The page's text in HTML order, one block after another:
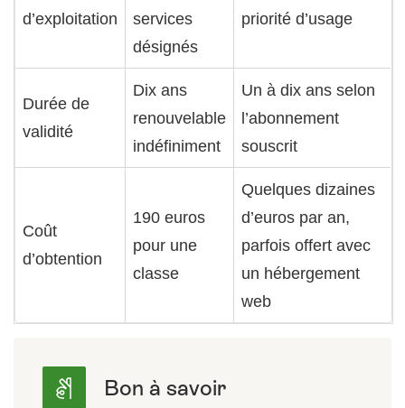
d’exploitation
services
désignés
priorité d’usage
Durée de
validité
Dix ans
renouvelable
indéfiniment
Un à dix ans selon
l’abonnement
souscrit
Coût
d’obtention
190 euros
pour une
classe
Quelques dizaines
d’euros par an,
parfois offert avec
un hébergement
web